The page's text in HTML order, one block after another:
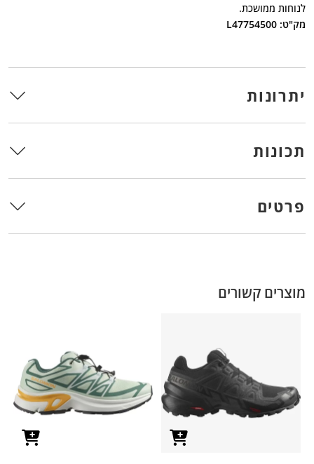
לנוחות ממושכת.
מק"ט: L47754500
יתרונות
תכונות
פרטים
מוצרים קשורים